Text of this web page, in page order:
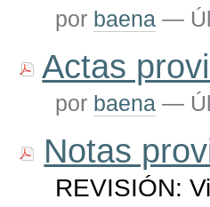
por baena —
Actas
por baena —
Notas
REVISIÓN: